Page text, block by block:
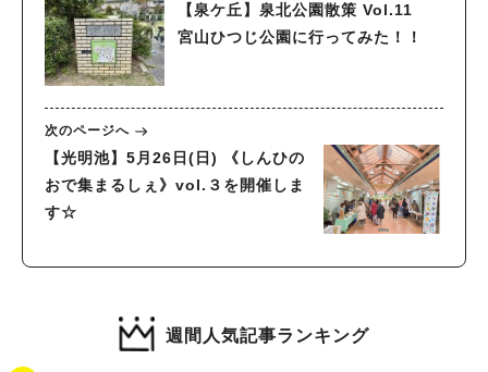
【泉ケ丘】泉北公園散策 Vol.11
宮山ひつじ公園に行ってみた！！
次のページへ
【光明池】5月26日(日) 《しんひの
おで集まるしぇ》vol.３を開催しま
す☆
週間人気記事ランキング